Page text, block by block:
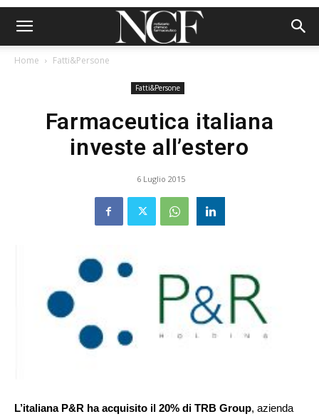
Home Fatti&Persone
Fatti&Persone
Farmaceutica italiana
investe all’estero
6 Luglio 2015
L’italiana P&R ha acquisito il 20% di TRB Group, azienda